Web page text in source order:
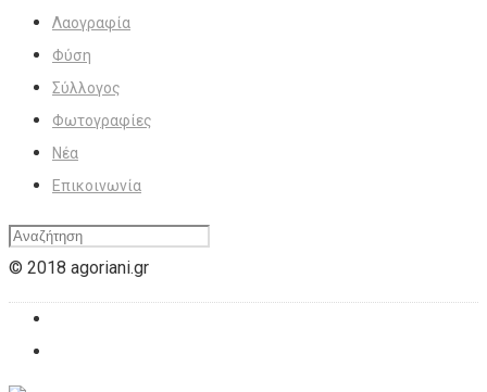
Λαογραφία
Φύση
Σύλλογος
Φωτογραφίες
Νέα
Επικοινωνία
© 2018 agoriani.gr